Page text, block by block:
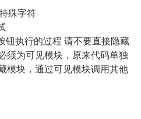
殊字符
钮执行的过程 请不要直接隐藏
须为可见模块，原来代码单独
模块，通过可见模块调用其他